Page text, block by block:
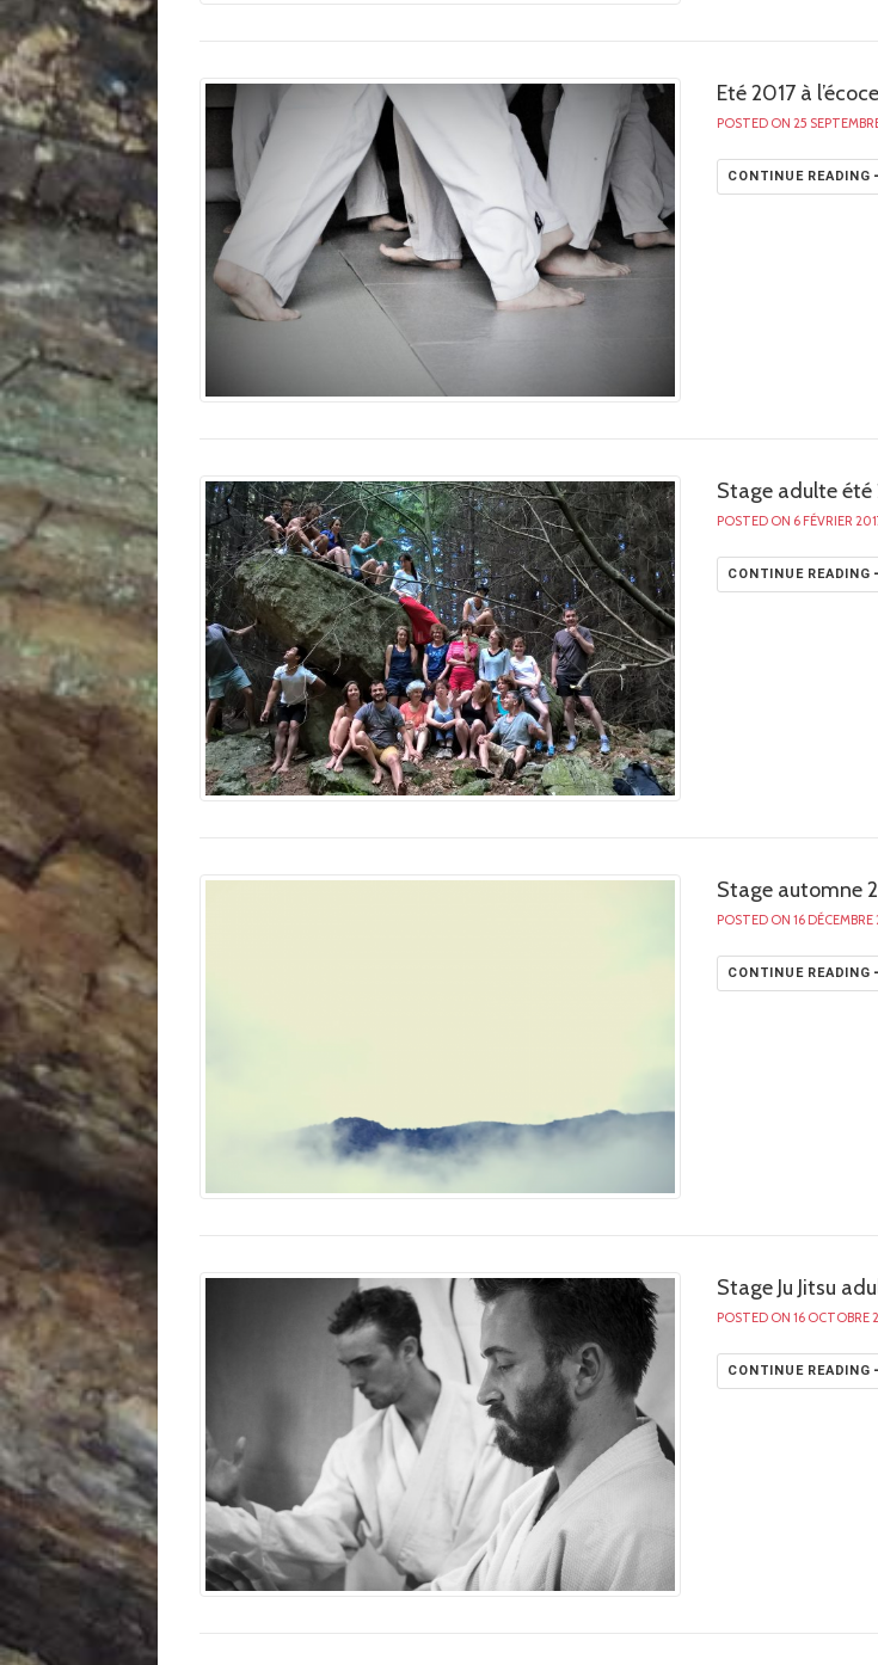
Eté 2017 à
POSTED ON 25
CONTINUE READING
Stage adulte été
POSTED ON 6 FÉVRIER
CONTINUE READING
Stage automne
POSTED ON 16 DÉCEMBRE
CONTINUE READING
Stage Ju Jitsu
POSTED ON 16 OCTOBRE
CONTINUE READING